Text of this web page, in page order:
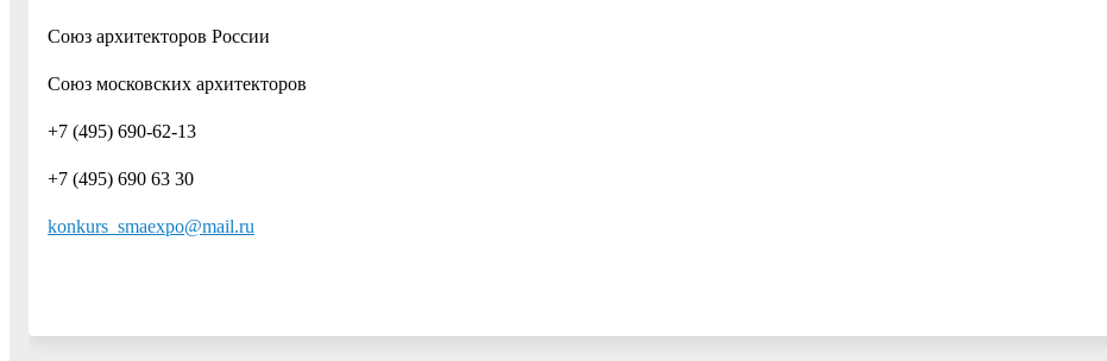
Союз архитекторов России
Союз московских архитекторов
+7 (495) 690-62-13
+7 (495) 690 63 30
konkurs_smaexpo@mail.ru